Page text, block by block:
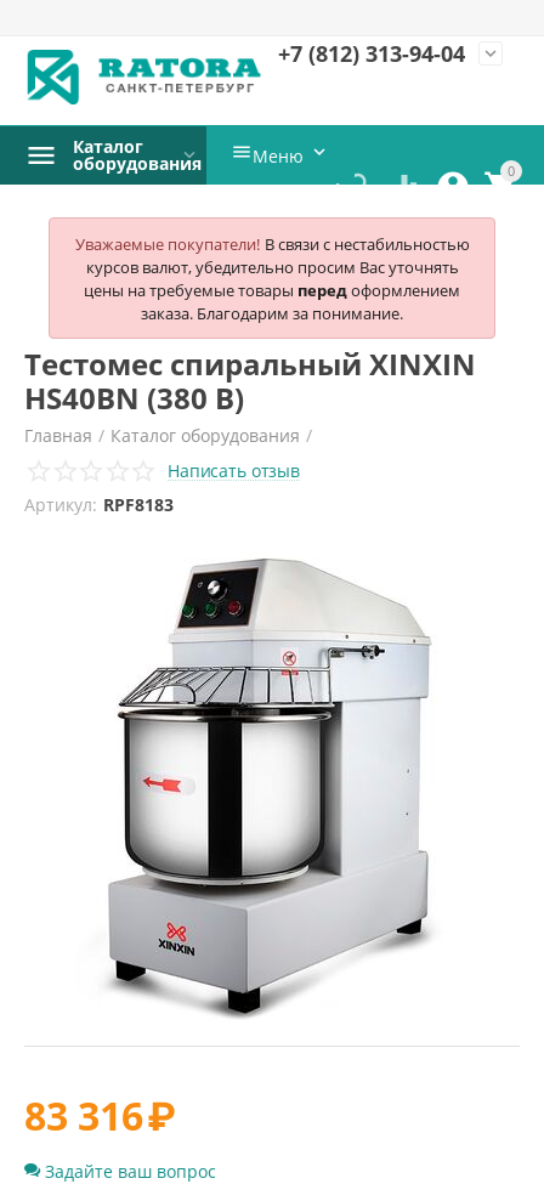
+7 (812) 313-94-04 expand_more
0


 
Каталог
оборудования Меню 
Уважаемые покупатели! В связи с нестабильностью
курсов валют, убедительно просим Вас уточнять
цены на требуемые товары передоформлением
заказа. Благодарим за понимание.
Тестомес спиральный XINXIN
HS40BN (380 B)
Главная / Каталог оборудования /
Хлебопекарное и кондитерское оборудование
Тестомесы
Написать отзыв
Артикул: RPF8183
83 316₽
Задайте ваш вопрос